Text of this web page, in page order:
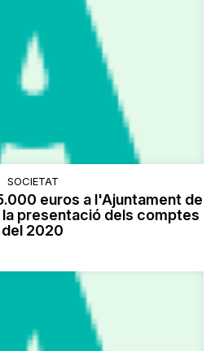
SOCIETAT
euros a l'Ajuntament de
presentació dels comptes
del 2020